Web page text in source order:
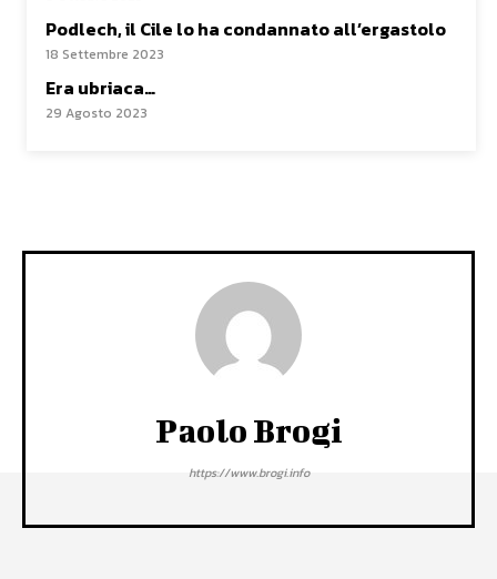
Podlech, il Cile lo ha condannato all’ergastolo
18 Settembre 2023
Era ubriaca…
29 Agosto 2023
Paolo Brogi
https://www.brogi.info